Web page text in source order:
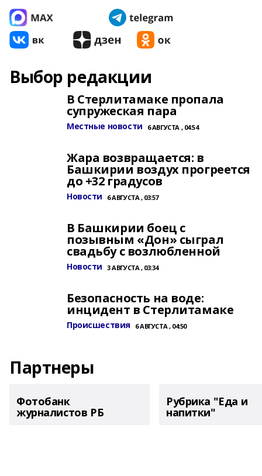
Выбор редакции
В Стерлитамаке пропала
супружеская пара
Местные новости 6 АВГУСТА , 04:54
Жара возвращается: в
Башкирии воздух прогреется
до +32 градусов
Новости 6 АВГУСТА , 03:57
В Башкирии боец с
позывным «Дон» сыграл
свадьбу с возлюбленной
Новости 3 АВГУСТА , 03:34
Безопасность на воде:
инцидент в Стерлитамаке
Происшествия 6 АВГУСТА , 04:50
Партнеры
Фотобанк
журналистов РБ
Рубрика "Еда и
напитки"